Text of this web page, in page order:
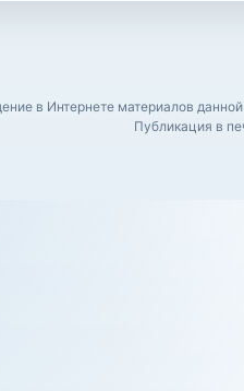
в Интернете материалов
Публикация в